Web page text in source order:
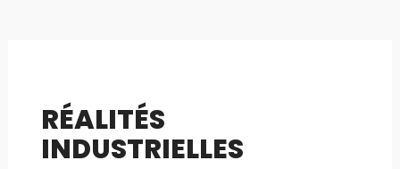
RÉALITÉS
INDUSTRIELLES